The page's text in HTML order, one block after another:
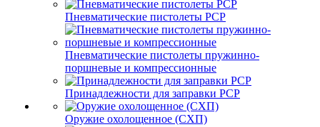
Пневматические пистолеты PCP
Пневматические пистолеты пружинно-
поршневые и компрессионные
Принадлежности для заправки PCP
Оружие охолощенное (СХП)